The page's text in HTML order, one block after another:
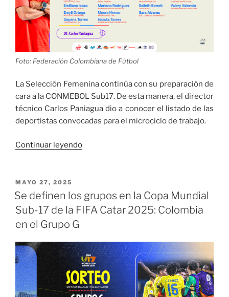
Foto: Federación Colombiana de Fútbol
La Selección Femenina continúa con su preparación de
cara a la CONMEBOL Sub17. De esta manera, el director
técnico Carlos Paniagua dio a conocer el listado de las
deportistas convocadas para el microciclo de trabajo.
Continuar leyendo«Convocatoria
Colombia
Femenina
para
microciclo
de
trabajo
–
PUBLICADO
EL
MAYO 27, 2025
Se definen los grupos en la Copa Mundial
Sub-17 de la FIFA Catar 2025: Colombia
en el Grupo G